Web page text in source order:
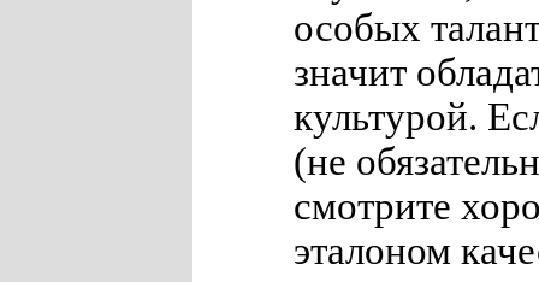
особых
значит
культурой.
(не
смотрите
эталоном